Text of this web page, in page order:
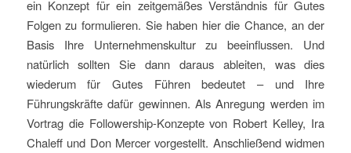
ein Konzept für ein zeitgemäßes Verständnis für Gutes
Folgen zu formulieren. Sie haben hier die Chance, an der
Basis Ihre Unternehmenskultur zu beeinflussen. Und
natürlich sollten Sie dann daraus ableiten, was dies
wiederum für Gutes Führen bedeutet – und Ihre
Führungskräfte dafür gewinnen. Als Anregung werden im
Vortrag die Followership-Konzepte von Robert Kelley, Ira
Chaleff und Don Mercer vorgestellt. Anschließend widmen